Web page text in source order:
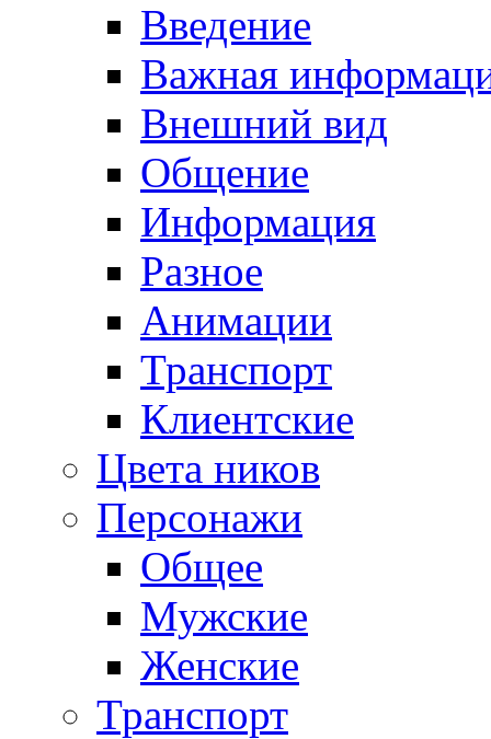
Введение
Важная
Внешний вид
Общение
Информация
Разное
Анимации
Транспорт
Клиентские
Цвета ников
Персонажи
Общее
Мужские
Женские
Транспорт